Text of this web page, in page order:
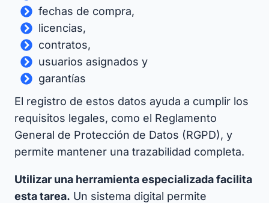
fechas de compra,
licencias,
contratos,
usuarios asignados y
garantías
El registro de estos datos ayuda a cumplir los
requisitos legales, como el Reglamento
General de Protección de Datos (RGPD), y
permite mantener una trazabilidad completa.
Utilizar una herramienta especializada facilita
esta tarea. Un sistema digital permite